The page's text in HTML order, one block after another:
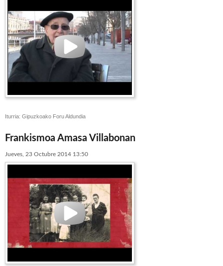
Iturria: Gipuzkoako Foru Aldundia
Frankismoa Amasa Villabonan
Jueves, 23 Octubre 2014 13:50